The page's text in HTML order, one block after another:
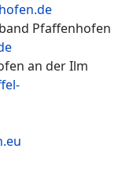
Pfaffenhofen
an der Ilm